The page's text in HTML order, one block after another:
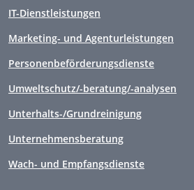
IT-Dienstleistungen
Marketing- und Agenturleistungen
Personenbeförderungsdienste
Umweltschutz/-beratung/-analysen
Unterhalts-/Grundreinigung
Unternehmensberatung
Wach- und Empfangsdienste